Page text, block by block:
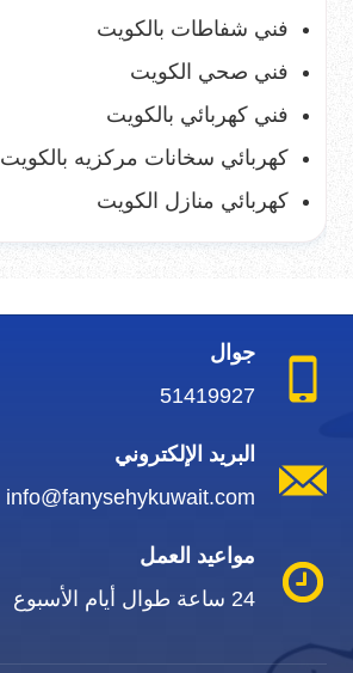
فني شفاطات بالكويت
فني صحي الكويت
فني كهربائي بالكويت
كهربائي سخانات مركزيه بالكويت
كهربائي منازل الكويت
جوال
51419927
البريد الإلكتروني
info@fanysehykuwait.com
مواعيد العمل
24 ساعة طوال أيام الأسبوع